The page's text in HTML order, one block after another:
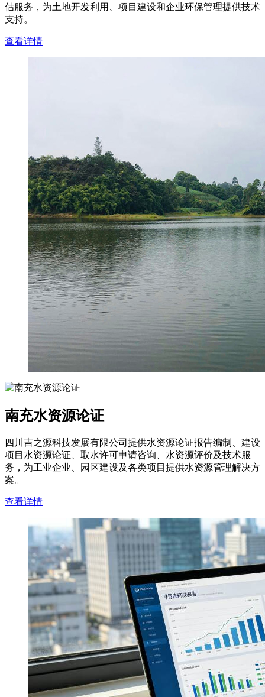
估服务，为土地开发利用、项目建设和企业环保管理提供技术
支持。
查看详情
南充水资源论证
四川吉之源科技发展有限公司提供水资源论证报告编制、建设
项目水资源论证、取水许可申请咨询、水资源评价及技术服
务，为工业企业、园区建设及各类项目提供水资源管理解决方
案。
查看详情